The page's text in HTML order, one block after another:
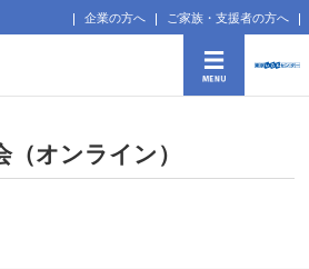
企業の方へ ご家族・支援者の方へ
オンライン）